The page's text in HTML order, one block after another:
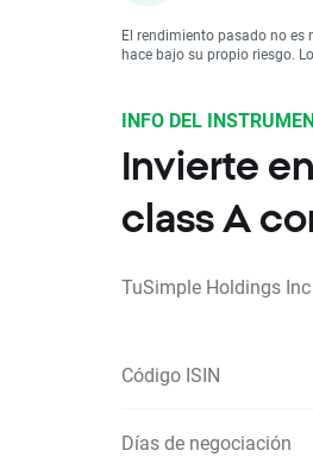
El rendimiento pasado no
hace bajo su propio riesgo.
INFO DEL
Invierte
class A
TuSimple Holdings
Código ISIN
Días de negociación